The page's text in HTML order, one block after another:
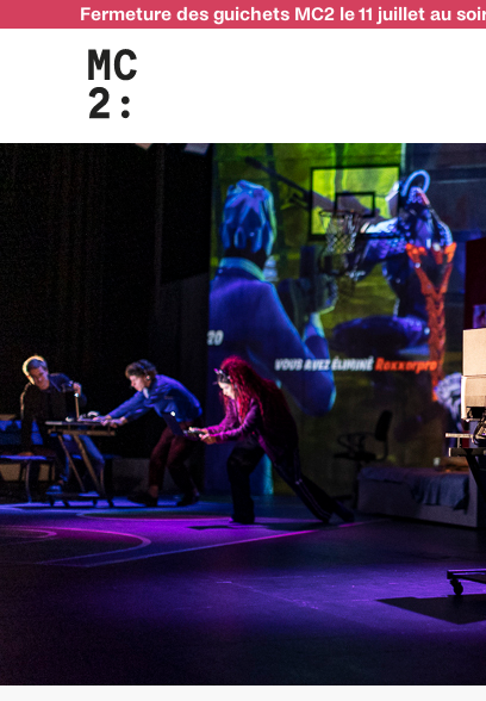
Fermeture des guichets MC2 le 11 juillet au